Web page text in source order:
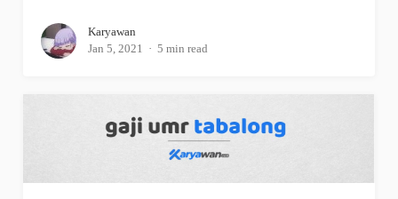
Karyawan
Jan 5, 2021
5 min read